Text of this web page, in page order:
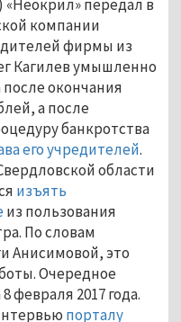
«Неокрил» передал в
компании
фирмы из
Кагилев умышленно
окончания
а после
банкротства
его учредителей.
области
изъять
из пользования
По словам
Анисимовой, это
Очередное
февраля 2017 года.
порталу